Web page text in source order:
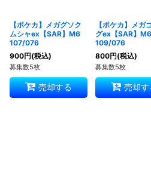
【ポケカ】メガグソク
ムシャex【SAR】M6
107/076
900円(税込)
募集数5枚
売却する
【ポケカ】メガ
グex【SAR】M6
109/076
800円(税込)
募集数5枚
売却す